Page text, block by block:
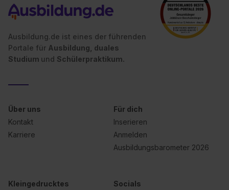
Ausbildung.de ist eines der führenden
Portale für Ausbildung, duales
Studium und Schülerpraktikum.
Über uns
Kontakt
Karriere
Für dich
Inserieren
Anmelden
Ausbildungsbarometer 2026
Kleingedrucktes Socials